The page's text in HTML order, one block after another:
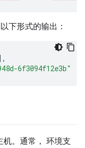
下形式的输出：
6f3094f12e3b"
。通常， 环境支